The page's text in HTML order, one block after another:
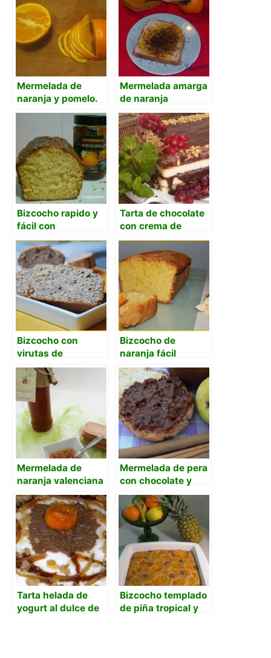
Mermelada de
naranja y pomelo.
Amarga y dulce
Mermelada amarga
de naranja
Bizcocho rapido y
fácil con
mermelada de
naranja amarga
Tarta de chocolate
con crema de
naranja amarga
Bizcocho con
virutas de
chocolate y polvo
de naranja
Bizcocho de
naranja fácil
Mermelada de
naranja valenciana
con maceración
Mermelada de pera
con chocolate y
naranja
Tarta helada de
yogurt al dulce de
Bizcocho templado
de piña tropical y